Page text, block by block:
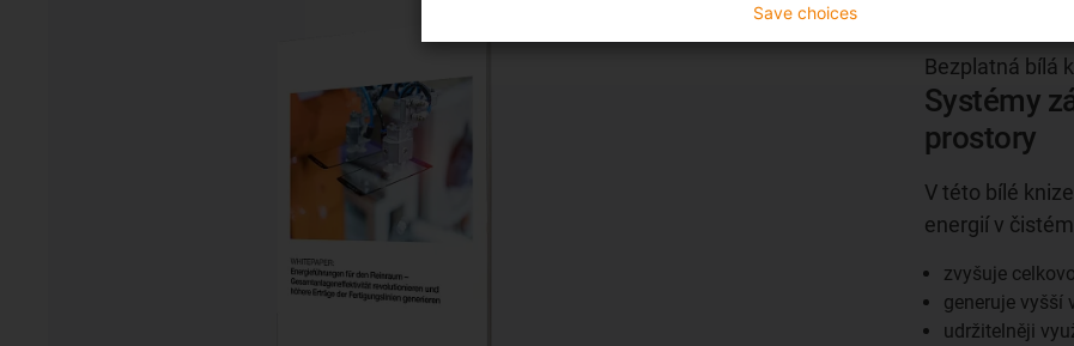
Bezplatná bílá
Systémy
prostory
V této bílé
energií v
zvyšuje
generuje vyšší
udržitelněji
Save choices